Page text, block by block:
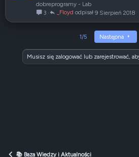
dobreprogramy - Lab
3
9 Sierpień 2018
_Floyd
1/5 Następna
Musisz się zalogować lub zarejestrować,
📚 Baza Wiedzy i Aktualności